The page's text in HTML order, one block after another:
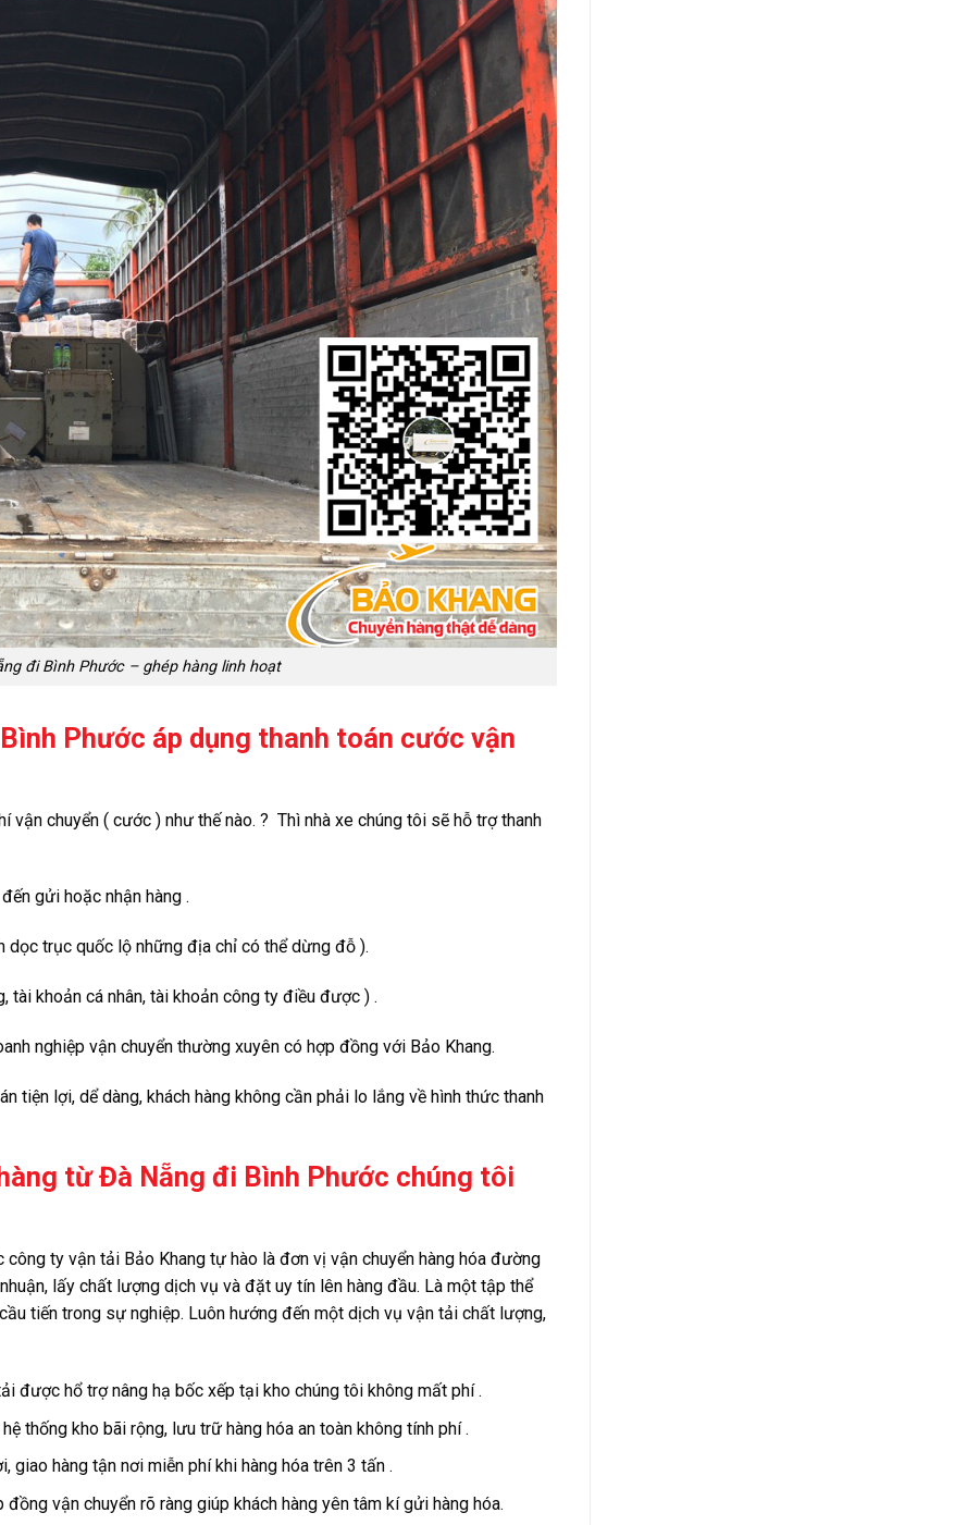
đi Bình Phước – ghép hàng linh hoạt
Phước áp dụng thanh toán cước vận
vận chuyển ( cước ) như thế nào. ? Thì nhà xe chúng tôi sẽ hỗ trợ thanh
gửi hoặc nhận hàng .
dọc trục quốc lộ những địa chỉ có thể dừng đỗ ).
tài khoản cá nhân, tài khoản công ty điều được ) .
nghiệp vận chuyển thường xuyên có hợp đồng với Bảo Khang.
tiện lợi, dể dàng, khách hàng không cần phải lo lắng về hình thức thanh
từ Đà Nẵng đi Bình Phước chúng tôi
công ty vận tải Bảo Khang tự hào là đơn vị vận chuyển hàng hóa đường
lấy chất lượng dịch vụ và đặt uy tín lên hàng đầu. Là một tập thể
tiến trong sự nghiệp. Luôn hướng đến một dịch vụ vận tải chất lượng,
được hổ trợ nâng hạ bốc xếp tại kho chúng tôi không mất phí .
thống kho bãi rộng, lưu trữ hàng hóa an toàn không tính phí .
giao hàng tận nơi miễn phí khi hàng hóa trên 3 tấn .
đồng vận chuyển rõ ràng giúp khách hàng yên tâm kí gửi hàng hóa.